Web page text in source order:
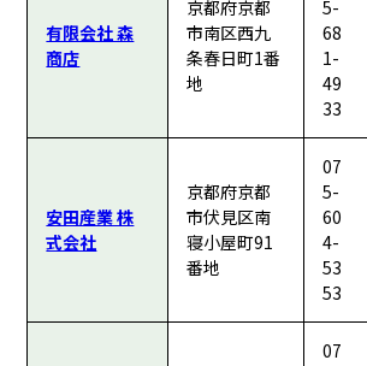
有限会社 森
商店
京都府京都
市南区西九
条春日町1番
地
5-
68
1-
49
33
安田産業 株
式会社
京都府京都
市伏見区南
寝小屋町91
番地
07
5-
60
4-
53
53
07